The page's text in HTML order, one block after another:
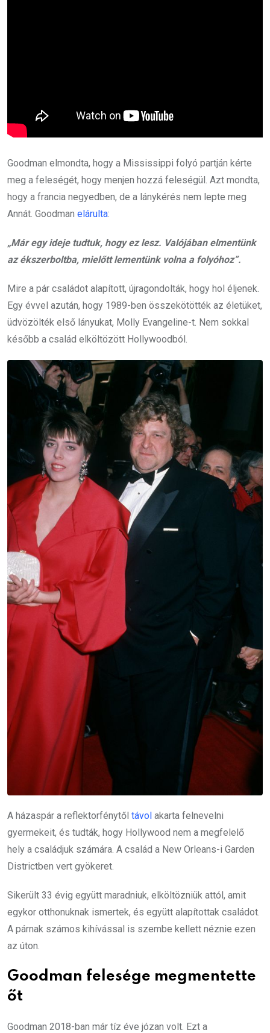
Goodman elmondta, hogy a Mississippi folyó partján kérte
meg a feleségét, hogy menjen hozzá feleségül. Azt mondta,
hogy a francia negyedben, de a lánykérés nem lepte meg
Annát. Goodman elárulta:
„Már egy ideje tudtuk, hogy ez lesz. Valójában elmentünk
az ékszerboltba, mielőtt lementünk volna a folyóhoz”.
Mire a pár családot alapított, újragondolták, hogy hol éljenek.
Egy évvel azután, hogy 1989-ben összekötötték az életüket,
üdvözölték első lányukat, Molly Evangeline-t. Nem sokkal
később a család elköltözött Hollywoodból.
A házaspár a reflektorfénytől távol akarta felnevelni
gyermekeit, és tudták, hogy Hollywood nem a megfelelő
hely a családjuk számára. A család a New Orleans-i Garden
Districtben vert gyökeret.
Sikerült 33 évig együtt maradniuk, elköltözniük attól, amit
egykor otthonuknak ismertek, és együtt alapítottak családot.
A párnak számos kihívással is szembe kellett néznie ezen
az úton.
Goodman felesége megmentette
őt
Goodman 2018-ban már tíz éve józan volt. Ezt a